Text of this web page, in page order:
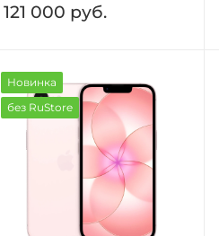
121 000 руб.
Новинка
без RuStore